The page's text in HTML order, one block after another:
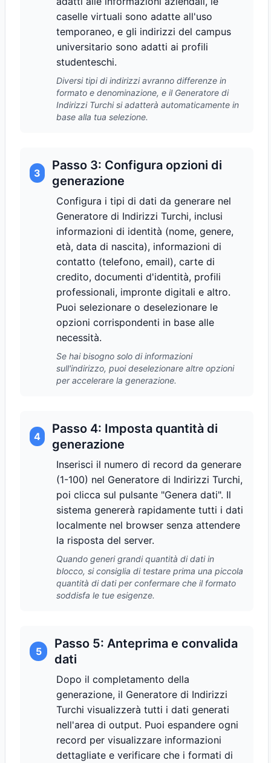
caselle virtuali sono adatte all'uso
temporaneo, e gli indirizzi del campus
universitario sono adatti ai profili
studenteschi.
Diversi tipi di indirizzi avranno differenze in
formato e denominazione, e il Generatore di
Indirizzi Turchi si adatterà automaticamente in
base alla tua selezione.
3
Passo 3: Configura opzioni di
generazione
Configura i tipi di dati da generare nel
Generatore di Indirizzi Turchi, inclusi
informazioni di identità (nome, genere,
età, data di nascita), informazioni di
contatto (telefono, email), carte di
credito, documenti d'identità, profili
professionali, impronte digitali e altro.
Puoi selezionare o deselezionare le
opzioni corrispondenti in base alle
necessità.
Se hai bisogno solo di informazioni
sull'indirizzo, puoi deselezionare altre opzioni
per accelerare la generazione.
4
Passo 4: Imposta quantità di
generazione
Inserisci il numero di record da generare
(1-100) nel Generatore di Indirizzi Turchi,
poi clicca sul pulsante "Genera dati". Il
sistema genererà rapidamente tutti i dati
localmente nel browser senza attendere
la risposta del server.
Quando generi grandi quantità di dati in
blocco, si consiglia di testare prima una piccola
quantità di dati per confermare che il formato
soddisfa le tue esigenze.
5
Passo 5: Anteprima e convalida
dati
Dopo il completamento della
generazione, il Generatore di Indirizzi
Turchi visualizzerà tutti i dati generati
nell'area di output. Puoi espandere ogni
record per visualizzare informazioni
dettagliate e verificare che i formati di